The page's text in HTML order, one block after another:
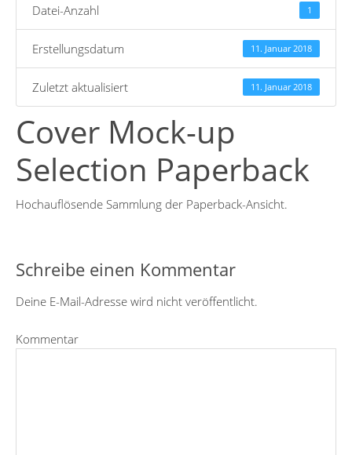
Datei-Anzahl 1
Erstellungsdatum 11. Januar 2018
Zuletzt aktualisiert 11. Januar 2018
Cover Mock-up
Selection Paperback
Hochauflösende Sammlung der Paperback-Ansicht.
Schreibe einen Kommentar
Deine E-Mail-Adresse wird nicht veröffentlicht.
Kommentar